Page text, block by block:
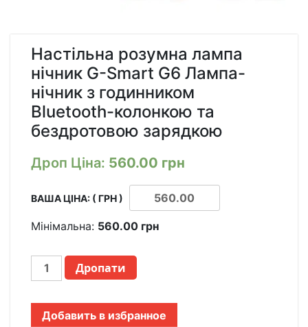
Настільна розумна лампа
нічник G-Smart G6 Лампа-
нічник з годинником
Bluetooth-колонкою та
бездротовою зарядкою
Дроп Ціна: 560.00 грн
ВАША ЦІНА: ( ГРН )
Мінімальна: 560.00 грн
НАСТОЛЬНЫЙ
СМАРТ
НОЧНИК
G-
Дропати
Добавить в избранное